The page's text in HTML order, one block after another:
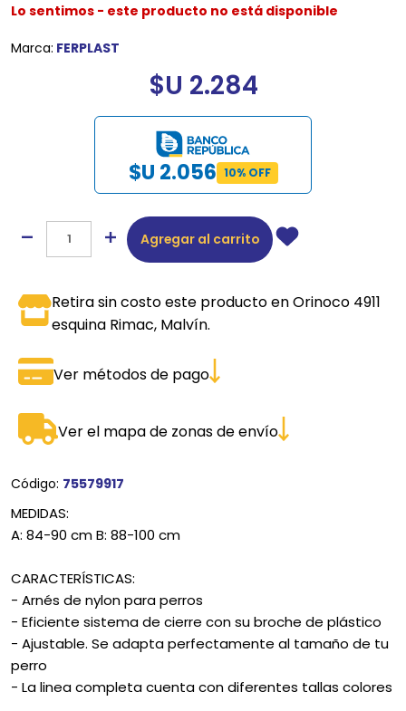
Lo sentimos - este producto no está disponible
Marca: FERPLAST
$U 2.284
$U 2.056 10% OFF
Agregar al carrito
Retira sin costo este producto en Orinoco 4911
esquina Rimac, Malvín.
Ver métodos de pago
Ver el mapa de zonas de envío
Código: 75579917
MEDIDAS:
A: 84-90 cm B: 88-100 cm
CARACTERÍSTICAS:
- Arnés de nylon para perros
- Eficiente sistema de cierre con su broche de plástico
- Ajustable. Se adapta perfectamente al tamaño de tu
perro
- La linea completa cuenta con diferentes tallas colores